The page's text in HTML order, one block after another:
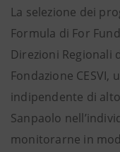
La selezione dei
Formula di For
Direzioni Regionali
Fondazione CESVI,
indipendente di
Sanpaolo
monitorarne in